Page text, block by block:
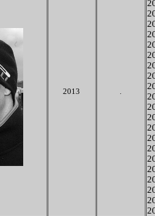
2013 .